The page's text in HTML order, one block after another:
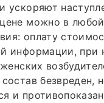
ускоряют
можно в
оплату
информации,
и